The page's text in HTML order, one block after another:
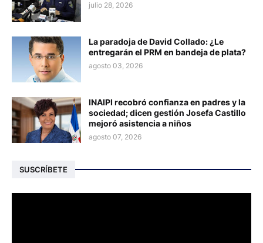
julio 28, 2026
La paradoja de David Collado: ¿Le
entregarán el PRM en bandeja de plata?
agosto 03, 2026
INAIPI recobró confianza en padres y la
sociedad; dicen gestión Josefa Castillo
mejoró asistencia a niños
agosto 07, 2026
SUSCRÍBETE